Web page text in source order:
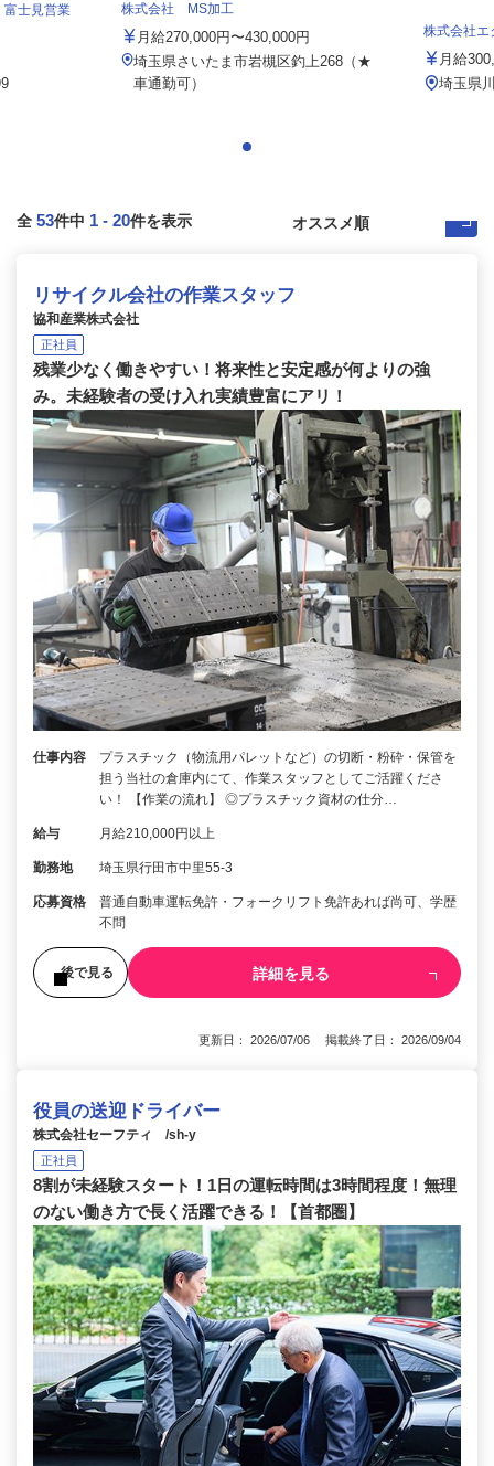
士見営業 株式会社 MS加工
月給270,000円〜430,000円
埼玉県さいたま市岩槻区釣上268（★
車通勤可）
株式会社エ
月給
埼玉県
全 53件中 1 - 20件を表示
リサイクル会社の作業スタッフ
協和産業株式会社
正社員
残業少なく働きやすい！将来性と安定感が何よりの強
み。未経験者の受け入れ実績豊富にアリ！
仕事内容
プラスチック（物流用パレットなど）の切断・粉砕・保管を
担う当社の倉庫内にて、作業スタッフとしてご活躍くださ
い！ 【作業の流れ】 ◎プラスチック資材の仕分…
給与 月給210,000円以上
勤務地 埼玉県行田市中里55-3
応募資格
普通自動車運転免許・フォークリフト免許あれば尚可、学歴
不問
後で見る 詳細を見る
更新日： 2026/07/06 掲載終了日： 2026/09/04
役員の送迎ドライバー
株式会社セーフティ /sh-y
正社員
8割が未経験スタート！1日の運転時間は3時間程度！無理
のない働き方で長く活躍できる！【首都圏】